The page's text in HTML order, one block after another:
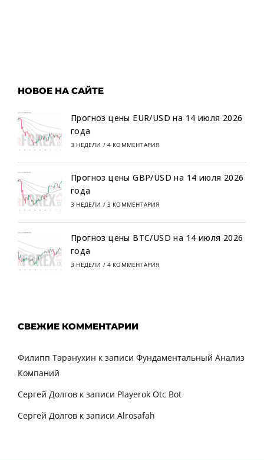
НОВОЕ НА САЙТЕ
Прогноз цены EUR/USD на 14 июля 2026
года
3 НЕДЕЛИ / 4 КОММЕНТАРИЯ
Прогноз цены GBP/USD на 14 июля 2026
года
3 НЕДЕЛИ / 3 КОММЕНТАРИЯ
Прогноз цены BTC/USD на 14 июля 2026
года
3 НЕДЕЛИ / 4 КОММЕНТАРИЯ
СВЕЖИЕ КОММЕНТАРИИ
Филипп Таранухин к записи Фундаментальный Анализ
Компаний
Сергей Долгов к записи Playerok Otc Bot
Сергей Долгов к записи Alrosafah